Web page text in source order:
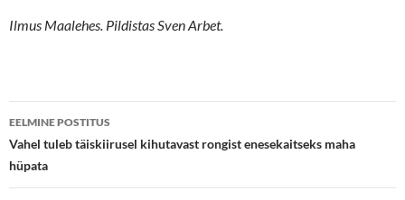
Ilmus Maalehes. Pildistas Sven Arbet.
Postituste
töölaud
EELMINE POSTITUS
Vahel tuleb täiskiirusel kihutavast rongist enesekaitseks maha
hüpata